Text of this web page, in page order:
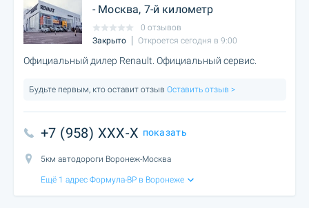
- Москва, 7-й километр
0 отзывов
Закрыто
Откроется сегодня в 9:00
Официальный дилер Renault. Официальный сервис.
Будьте первым, кто оставит отзыв Оставить отзыв >
+7 (958) XXX-X показать
5км автодороги Воронеж-Москва
Ещё 1 адрес Формула-ВР в Воронеже